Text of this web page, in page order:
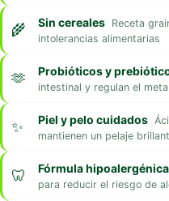
Sin cereales Receta
intolerancias alimentarias
Probióticos y
intestinal y regulan el
Piel y pelo cuidados
mantienen un pelaje
Fórmula hipoalergénica
para reducir el riesgo de